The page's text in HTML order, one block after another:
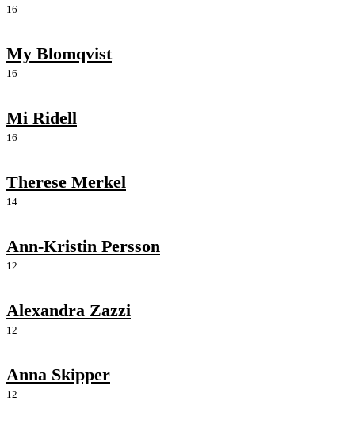
16
My Blomqvist
16
Mi Ridell
16
Therese Merkel
14
Ann-Kristin Persson
12
Alexandra Zazzi
12
Anna Skipper
12